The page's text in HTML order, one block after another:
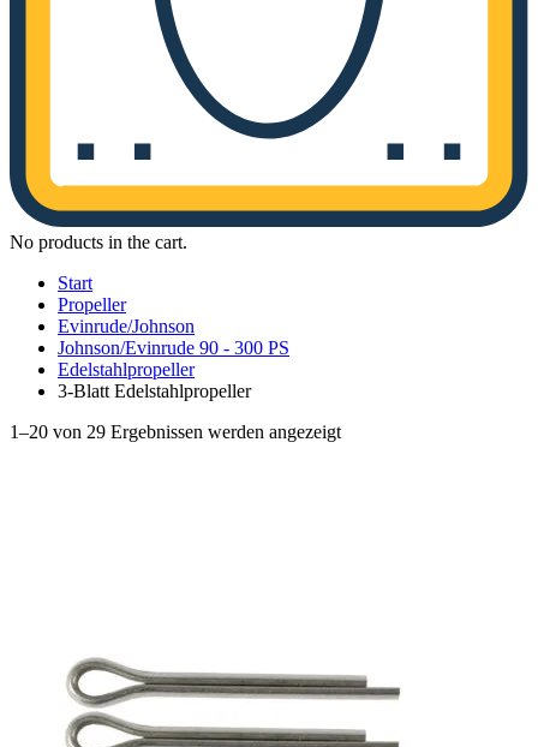
No products in the cart.
Start
Propeller
Evinrude/Johnson
Johnson/Evinrude 90 - 300 PS
Edelstahlpropeller
3-Blatt Edelstahlpropeller
1–20 von 29 Ergebnissen werden angezeigtNach